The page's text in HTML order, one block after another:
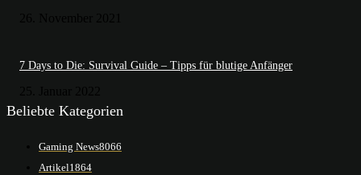
7 Days to Die: Survival Guide – Tipps für blutige Anfänger
Beliebte Kategorien
Gaming News8066
Artikel1864